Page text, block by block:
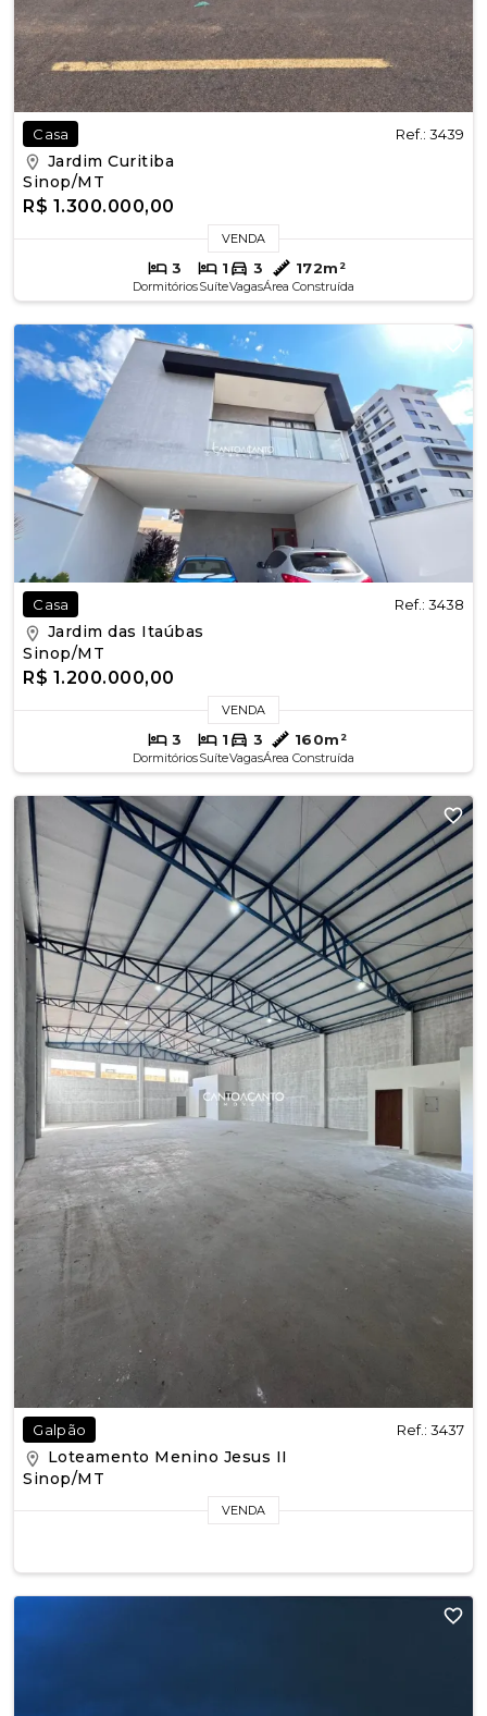
Casa Ref.: 3439
Jardim Curitiba
Sinop/MT
R$ 1.300.000,00
VENDA
3
Dormitórios
1
Suíte
3
Vagas
172m²
Área Construída
Casa Ref.: 3438
Jardim das Itaúbas
Sinop/MT
R$ 1.200.000,00
VENDA
3
Dormitórios
1
Suíte
3
Vagas
160m²
Área Construída
Galpão Ref.: 3437
Loteamento Menino Jesus II
Sinop/MT
VENDA